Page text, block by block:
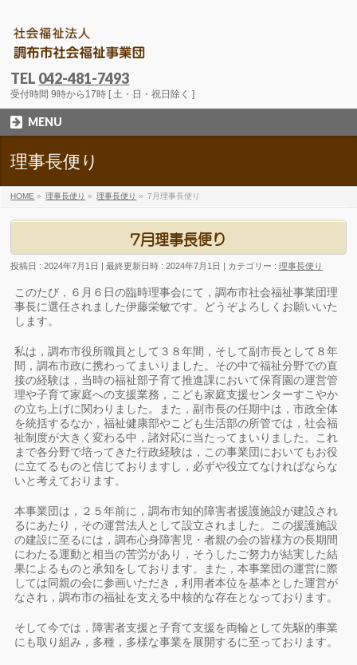
TEL 042-481-7493
受付時間 9時から17時 [ 土・日・祝日除く ]
MENU
理事長便り
HOME » 理事長便り » 理事長便り » 7月理事長便り
7月理事長便り
投稿日 : 2024年7月1日 最終更新日時 : 2024年7月1日 カテゴリー :理事長便り
このたび，６月６日の臨時理事会にて，調布市社会福祉事業団理
事長に選任されました伊藤栄敏です。どうぞよろしくお願いいた
します。
私は，調布市役所職員として３８年間，そして副市長として８年
間，調布市政に携わってまいりました。その中で福祉分野での直
接の経験は，当時の福祉部子育て推進課において保育園の運営管
理や子育て家庭への支援業務，こども家庭支援センターすこやか
の立ち上げに関わりました。また，副市長の任期中は，市政全体
を統括するなか，福祉健康部やこども生活部の所管では，社会福
祉制度が大きく変わる中，諸対応に当たってまいりました。これ
まで各分野で培ってきた行政経験は，この事業団においてもお役
に立てるものと信じておりますし，必ずや役立てなければならな
いと考えております。
本事業団は，２５年前に，調布市知的障害者援護施設が建設され
るにあたり，その運営法人として設立されました。この援護施設
の建設に至るには，調布心身障害児・者親の会の皆様方の長期間
にわたる運動と相当の苦労があり，そうしたご努力が結実した結
果によるものと承知をしております。また，本事業団の運営に際
しては同親の会に参画いただき，利用者本位を基本とした運営が
なされ，調布市の福祉を支える中核的な存在となっております。
そして今では，障害者支援と子育て支援を両輪として先駆的事業
にも取り組み，多種，多様な事業を展開するに至っております。